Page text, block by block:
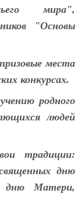
мира",
"Основы
места
конкурсах.
родного
людей
традиции:
дню
дню Матери,